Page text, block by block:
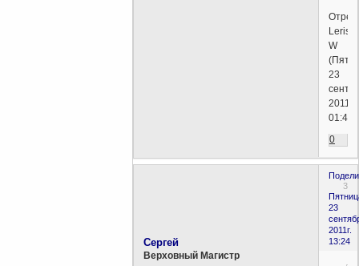
Lerisa
W
23
2011г.
01:40)
0
3
23
2011г.
13:24
Сергей
Верховный Магистр